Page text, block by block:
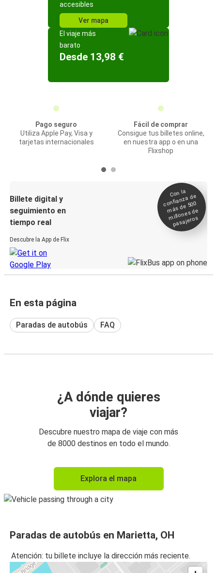
accesibles
Ver mapa
El viaje más
barato
Desde 13,98 €
Pago seguro
Utiliza Apple Pay, Visa y
tarjetas internacionales
Fácil de comprar
Consigue tus billetes online,
en nuestra app o en una
Flixshop
Billete digital y
seguimiento en
tiempo real
Descubre la App de Flix
Con la
confianza de
más de 500
millones de
pasajeros
En esta página
Paradas de autobús FAQ
¿A dónde quieres
viajar?
Descubre nuestro mapa de viaje con más
de 8000 destinos en todo el mundo.
Explora el mapa
Paradas de autobús en Marietta, OH
Atención: tu billete incluye la dirección más reciente.